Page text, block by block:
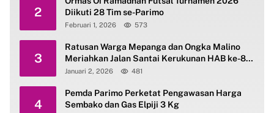
2
Diikuti 28 Tim se-Parimo
Februari 1, 2026 573
3
Ratusan Warga Mepanga dan Ongka Malino
Meriahkan Jalan Santai Kerukunan HAB ke-80
Kemenag Parimo
Januari 2, 2026 481
4
Pemda Parimo Perketat Pengawasan Harga
Sembako dan Gas Elpiji 3 Kg